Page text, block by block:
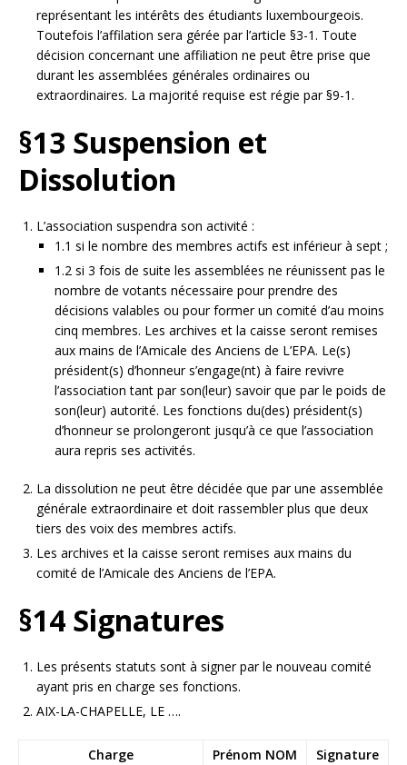
représentant les intérêts des étudiants luxembourgeois.
Toutefois l’affilation sera gérée par l’article §3-1. Toute
décision concernant une affiliation ne peut être prise que
durant les assemblées générales ordinaires ou
extraordinaires. La majorité requise est régie par §9-1.
§13 Suspension et
Dissolution
L’association suspendra son activité :
1.1 si le nombre des membres actifs est inférieur à sept ;
1.2 si 3 fois de suite les assemblées ne réunissent pas le
nombre de votants nécessaire pour prendre des
décisions valables ou pour former un comité d’au moins
cinq membres. Les archives et la caisse seront remises
aux mains de l’Amicale des Anciens de L’EPA. Le(s)
président(s) d’honneur s’engage(nt) à faire revivre
l’association tant par son(leur) savoir que par le poids de
son(leur) autorité. Les fonctions du(des) président(s)
d’honneur se prolongeront jusqu’à ce que l’association
aura repris ses activités.
La dissolution ne peut être décidée que par une assemblée
générale extraordinaire et doit rassembler plus que deux
tiers des voix des membres actifs.
Les archives et la caisse seront remises aux mains du
comité de l’Amicale des Anciens de l’EPA.
§14 Signatures
Les présents statuts sont à signer par le nouveau comité
ayant pris en charge ses fonctions.
AIX-LA-CHAPELLE, LE ….
Charge Prénom NOM
Signature